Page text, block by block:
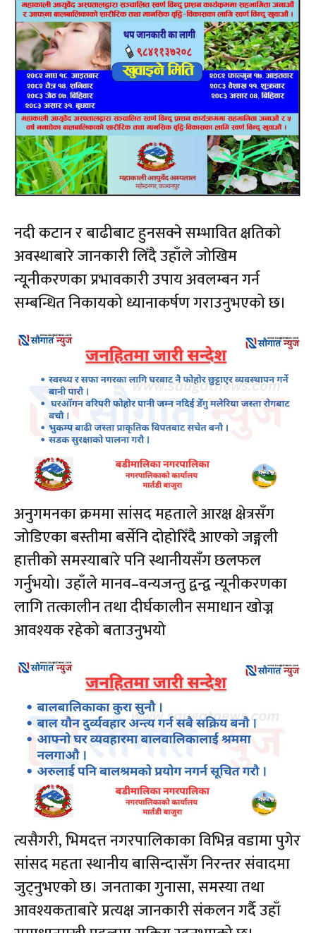
नदी कटान र बाढीबाट हुनसक्ने सम्भावित क्षतिको
अवस्थाबारे जानकारी लिँदै उहाँले जोखिम
न्यूनीकरणका प्रभावकारी उपाय अवलम्बन गर्न
सम्बन्धित निकायको ध्यानाकर्षण गराउनुभएको छ।
अनुगमनका क्रममा सांसद महताले आरक्ष क्षेत्रसँग
जोडिएका बस्तीमा बर्सेनि दोहोरिँदै आएको जङ्गली
हात्तीको समस्याबारे पनि स्थानीयसँग छलफल
गर्नुभयो। उहाँले मानव–वन्यजन्तु द्वन्द्व न्यूनीकरणका
लागि तत्कालीन तथा दीर्घकालीन समाधान खोज्न
आवश्यक रहेको बताउनुभयो
त्यसैगरी, भिमदत्त नगरपालिकाका विभिन्न वडामा पुगेर
सांसद महता स्थानीय बासिन्दासँग निरन्तर संवादमा
जुट्नुभएको छ। जनताका गुनासा, समस्या तथा
आवश्यकताबारे प्रत्यक्ष जानकारी संकलन गर्दै उहाँ